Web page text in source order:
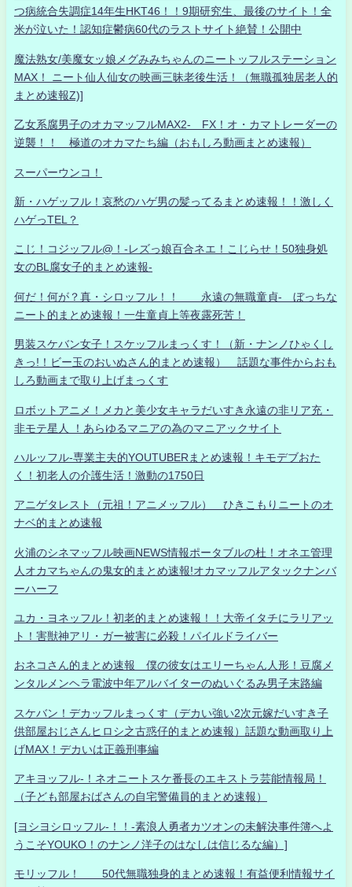
つ病統合失調症14年生HKT46！！9期研究生、最後のサイト！全
米が泣いた！認知症鬱病60代のラストサイト絶賛！公開中
魔法熟女/美魔女ッ娘メグみみちゃんのニートッフルステーション
MAX！ ニート仙人仙女の映画三昧老後生活！（無職孤独居老人的
まとめ速報Z)]
乙女系腐男子のオカマッフルMAX2- FX！オ・カマトレーダーの
逆襲！！ 極道のオカマたち編（おもしろ動画まとめ速報）
スーパーウンコ！
新・ハゲッフル！哀愁のハゲ男の髪ってるまとめ速報！！激しく
ハゲっTEL？
こじ！コジッフル@！-レズっ娘百合ネエ！こじらせ！50独身処
女のBL腐女子的まとめ速報-
何だ！何が？真・シロッフル！！ 永遠の無職童貞- ぼっちな
ニート的まとめ速報！一生童貞上等夜露死苦！
男装スケバン女子！スケッフルまっくす！（新・ナンノひゃくし
きっ!！ビー玉のおいぬさん的まとめ速報） 話題な事件からおも
しろ動画まで取り上げまっくす
ロボットアニメ！メカと美少女キャラだいすき永遠の非リア充・
非モテ星人 ！あらゆるマニアの為のマニアックサイト
ハルッフル-専業主夫的YOUTUBERまとめ速報！キモデブおた
く！初老人の介護生活！激動の1750日
アニゲタレスト（元祖！アニメッフル） ひきこもりニートのオ
ナベ的まとめ速報
火浦のシネマッフル映画NEWS情報ポータブルの杜！オネエ管理
人オカマちゃんの鬼女的まとめ速報!オカマッフルアタックナンバ
ーハーフ
ユカ・ヨネッフル！初老的まとめ速報！！大帝イタチにラリアッ
ト！害獣神アリ・ガー被害に必殺！パイルドライバー
おネコさん的まとめ速報 僕の彼女はエリーちゃん人形！豆腐メ
ンタルメンヘラ電波中年アルバイターのぬいぐるみ男子末路編
スケバン！デカッフルまっくす（デカい強い2次元嫁だいすき子
供部屋おじさんヒロシ之古惑仔的まとめ速報）話題な動画取り上
げMAX！デカいは正義刑事編
アキヨッフル-！ネオニートスケ番長のエキストラ芸能情報局！
（子ども部屋おばさんの自宅警備員的まとめ速報）
[ヨシヨシロッフル-！！-素浪人勇者カツオンの未解決事件簿へよ
うこそYOUKO！のナンノ洋子のはなしは信じるな編）]
モリッフル！ 50代無職独身的まとめ速報！有益便利情報サイ